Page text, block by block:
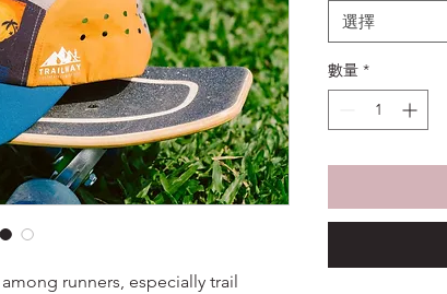
runners, especially trail
選擇
數量 *